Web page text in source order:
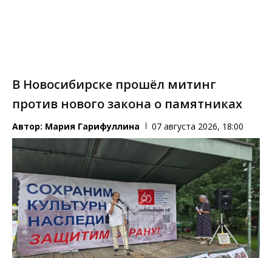
В Новосибирске прошёл митинг
против нового закона о памятниках
Автор: Мария Гарифуллина 07 августа 2026, 18:00